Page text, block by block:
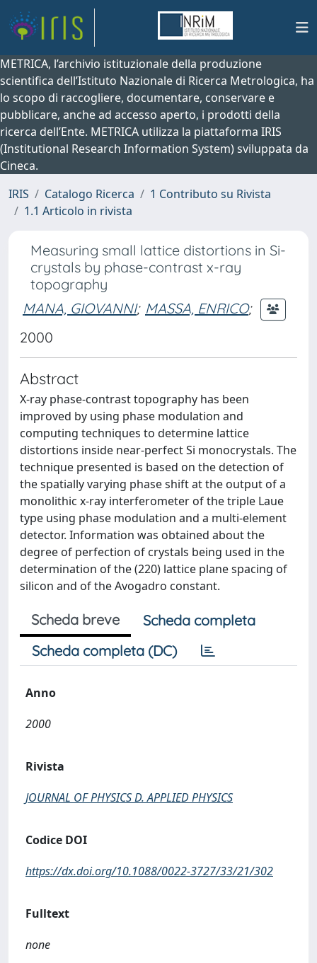
METRICA, l’archivio istituzionale della produzione
scientifica dell’Istituto Nazionale di Ricerca Metrologica, ha
lo scopo di raccogliere, documentare, conservare e
pubblicare, anche ad accesso aperto, i prodotti della
ricerca dell’Ente. METRICA utilizza la piattaforma IRIS
(Institutional Research Information System) sviluppata da
Cineca.
IRIS
Catalogo Ricerca
1 Contributo su Rivista
1.1 Articolo in rivista
Measuring small lattice distortions in Si-
crystals by phase-contrast x-ray
topography
MANA, GIOVANNI; MASSA, ENRICO;
2000
Abstract
X-ray phase-contrast topography has been
improved by using phase modulation and
computing techniques to determine lattice
distortions inside near-perfect Si monocrystals. The
technique presented is based on the detection of
the spatially varying phase shift at the output of a
monolithic x-ray interferometer of the triple Laue
type using phase modulation and a multi-element
detector. Information was obtained about the
degree of perfection of crystals being used in the
determination of the (220) lattice plane spacing of
silicon and of the Avogadro constant.
Scheda breve
Scheda completa
Scheda completa (DC)
Anno
2000
Rivista
JOURNAL OF PHYSICS D. APPLIED PHYSICS
Codice DOI
https://dx.doi.org/10.1088/0022-3727/33/21/302
Fulltext
none